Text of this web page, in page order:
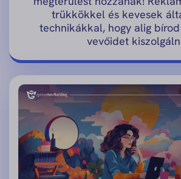
trükkökkel és kevesek
technikákkal, hogy alig
vevőidet